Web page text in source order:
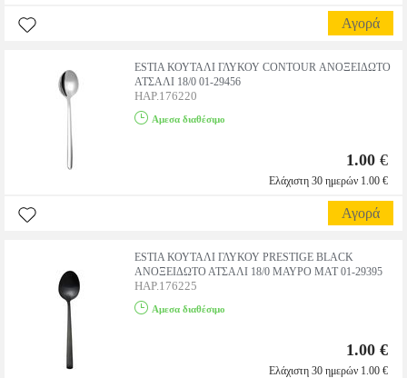
Αγορά
ESTIA ΚΟΥΤΑΛΙ ΓΛΥΚΟΥ CONTOUR ΑΝΟΞΕΙΔΩΤΟ
ΑΤΣΑΛΙ 18/0 01-29456
HAP.176220
Αμεσα διαθέσιμο
1.00 €
Ελάχιστη 30 ημερών 1.00 €
Αγορά
ESTIA ΚΟΥΤΑΛΙ ΓΛΥΚΟΥ PRESTIGE BLACK
ΑΝΟΞΕΙΔΩΤΟ ΑΤΣΑΛΙ 18/0 ΜΑΥΡΟ MAT 01-29395
HAP.176225
Αμεσα διαθέσιμο
1.00 €
Ελάχιστη 30 ημερών 1.00 €